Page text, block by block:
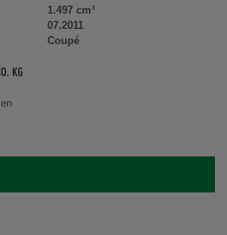
1.497 cm³
07.2011
Coupé
KG